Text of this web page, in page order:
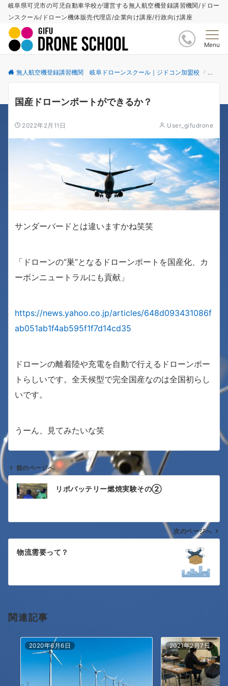
岐阜県可児市の可児自動車学校が運営する無人航空機登録講習機関/ドロー
ンスクール/ドローン機体販売代理店/企業向け講座/行政向け講座
Menu
無人航空機登録講習機関 岐阜ドローンスクール｜ジドコン加盟校 更新
国産ドローンポートができるか？
2022年2月11日 User_gifudrone
サンダーバードとは違いますかね笑笑
「ドローンの“巣”となるドローンポートを国産化、カ
ーボンニュートラルにも貢献」
https://news.yahoo.co.jp/articles/648d093431086f
ab051ab1f4ab595f1f7d14cd35
ドローンの離着陸や充電を自動で行えるドローンポー
トらしいです。全天候型で完全国産なのは全国初らし
いです。
うーん、見てみたいな笑
投
稿
ナ
ビ
ゲ
シ
ン
前のページへ
リポバッテリー燃焼実験その②
次のページへ
物流需要って？
関連記事
2020年6月6日 2021年2月7日